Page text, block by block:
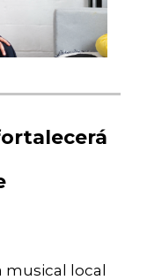
musical local